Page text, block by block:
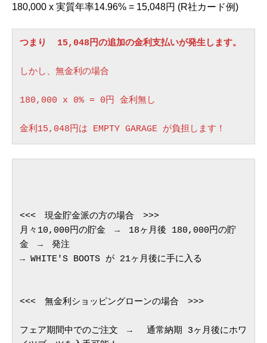
180,000 x 実質年率14.96% = 15,048円 (R社カード例)
つまり  15,048円の追加の金利支払いが発生します。
しかし、無金利の場合
180,000 x 0% = 0円 金利無し
金利15,048円は EMPTY GARAGE が負担します！
<<<　現金貯金派の方の場合　>>>
月々10,000円の貯金　→　18ヶ月後 180,000円の貯
金　→　発注
→ WHITE'S BOOTS が 21ヶ月後に手に入る
<<<　無金利ショッピングローンの場合　>>>
フェア期間中でのご注文　→ 　通常納期 3ヶ月後にホワ